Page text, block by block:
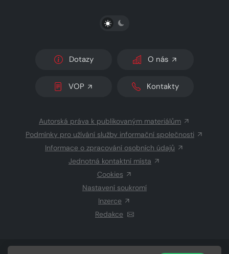
PŘEPNOUT SVĚTLÝ/TMAVÝ REŽIM
Dotazy O nás
VOP Kontakty
Autorská práva k publikovaným materiálům
Podmínky pro užívání služby informační společnosti
Informace o zpracování osobních údajů
Jednotná kontaktní místa
Cookies
Nastavení soukromí
Inzerce
Redakce